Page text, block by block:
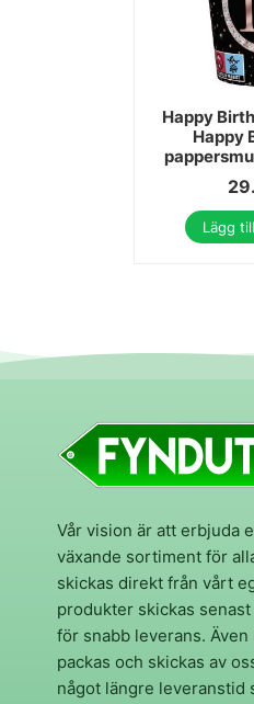
Happy
Happy
Lägg
Vår vision är att erbjuda
växande sortiment för
skickas direkt från vårt
produkter skickas
för snabb leverans.
packas och skickas av
något längre leveranstid